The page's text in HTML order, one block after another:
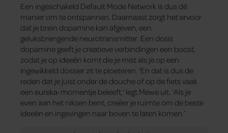
Een ingeschakeld Default Mode Network is dus dé
manier om te ontspannen. Daarnaast zorgt het ervoor
dat je brein dopamine kan afgeven, een
geluksbrengende neurotransmitter. Een dosis
dopamine geeft je creatieve verbindingen een boost,
zodat je op ideeën komt die je mist als je op een
ingewikkeld dossier zit te ploeteren. ‘En dat is dus de
reden dat je juist onder de douche of op de fiets vaak
een eureka-momentje beleeft,’ legt Mewe uit. ‘Als je
even aan het niksen bent, creëer je ruimte om de beste
ideeën en ingevingen naar boven te laten komen.’